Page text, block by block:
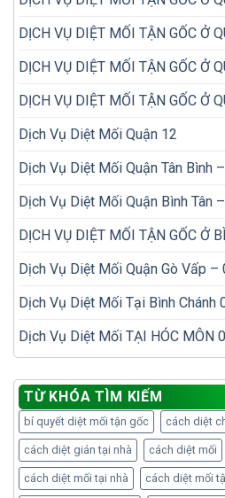
DỊCH VỤ DIỆT MỐI TẬN GỐC Ở
DỊCH VỤ DIỆT MỐI TẬN GỐC Ở
DỊCH VỤ DIỆT MỐI TẬN GỐC Ở
Dịch Vụ Diệt Mối Quận 12
Dịch Vụ Diệt Mối Quận Tân Bình
Dịch Vụ Diệt Mối Quận Bình Tân
DỊCH VỤ DIỆT MỐI TẬN GỐC Ở
Dịch Vụ Diệt Mối Quận Gò Vấp –
Dịch Vụ Diệt Mối Tại Bình Chánh
Dịch Vụ Diệt Mối TẠI HÓC MÔN
TỪ KHÓA TÌM KIẾM
bí quyết diệt mối tận gốc cách diệt
cách diệt gián tại nhà cách diệt mối
cách diệt mối tại nhà cách diệt mối